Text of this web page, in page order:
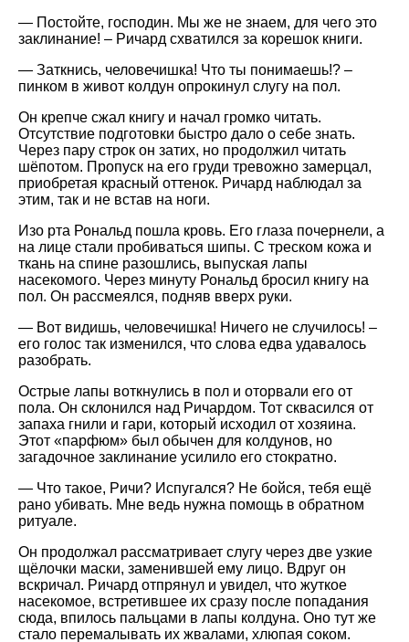
— Постойте, господин. Мы же не знаем, для чего это
заклинание! – Ричард схватился за корешок книги.
— Заткнись, человечишка! Что ты понимаешь!? –
пинком в живот колдун опрокинул слугу на пол.
Он крепче сжал книгу и начал громко читать.
Отсутствие подготовки быстро дало о себе знать.
Через пару строк он затих, но продолжил читать
шёпотом. Пропуск на его груди тревожно замерцал,
приобретая красный оттенок. Ричард наблюдал за
этим, так и не встав на ноги.
Изо рта Рональд пошла кровь. Его глаза почернели, а
на лице стали пробиваться шипы. С треском кожа и
ткань на спине разошлись, выпуская лапы
насекомого. Через минуту Рональд бросил книгу на
пол. Он рассмеялся, подняв вверх руки.
— Вот видишь, человечишка! Ничего не случилось! –
его голос так изменился, что слова едва удавалось
разобрать.
Острые лапы воткнулись в пол и оторвали его от
пола. Он склонился над Ричардом. Тот сквасился от
запаха гнили и гари, который исходил от хозяина.
Этот «парфюм» был обычен для колдунов, но
загадочное заклинание усилило его стократно.
— Что такое, Ричи? Испугался? Не бойся, тебя ещё
рано убивать. Мне ведь нужна помощь в обратном
ритуале.
Он продолжал рассматривает слугу через две узкие
щёлочки маски, заменившей ему лицо. Вдруг он
вскричал. Ричард отпрянул и увидел, что жуткое
насекомое, встретившее их сразу после попадания
сюда, впилось пальцами в лапы колдуна. Оно тут же
стало перемалывать их жвалами, хлюпая соком.